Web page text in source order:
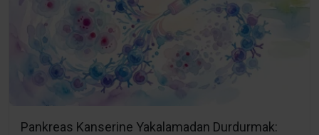
Pankreas Kanserine Yakalamadan Durdurmak: